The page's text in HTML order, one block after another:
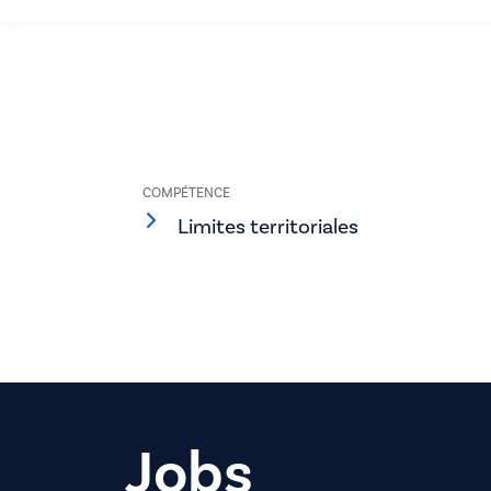
COMPÉTENCE
Limites territoriales
Jobs